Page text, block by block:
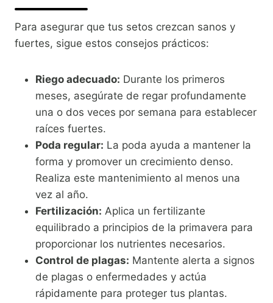
Para asegurar que tus setos crezcan sanos y
fuertes, sigue estos consejos prácticos:
Riego adecuado: Durante los primeros
meses, asegúrate de regar profundamente
una o dos veces por semana para establecer
raíces fuertes.
Poda regular: La poda ayuda a mantener la
forma y promover un crecimiento denso.
Realiza este mantenimiento al menos una
vez al año.
Fertilización: Aplica un fertilizante
equilibrado a principios de la primavera para
proporcionar los nutrientes necesarios.
Control de plagas: Mantente alerta a signos
de plagas o enfermedades y actúa
rápidamente para proteger tus plantas.